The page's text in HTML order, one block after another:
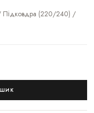
Підковдра (220/240) /